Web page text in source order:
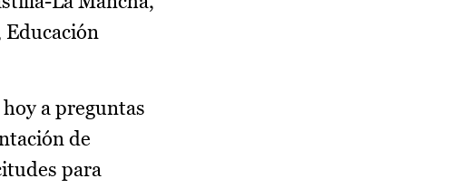
Educación
a preguntas
de
para